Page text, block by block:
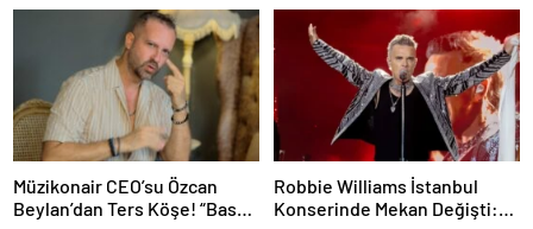
Müzikonair CEO’su Özcan
Beylan’dan Ters Köşe! “Bas
Robbie Williams İstanbul
Konserinde Mekan Değişti: